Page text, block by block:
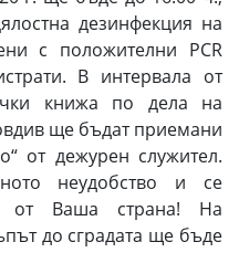
дезинфекция на
с положителни PCR
В интервала от
книжа по дела на
ще бъдат приемани
от дежурен служител.
неудобство и се
от Ваша страна! На
до сградата ще бъде